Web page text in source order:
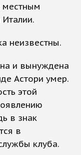
местным
неизвестны.
и вынуждена
Астори умер.
этой
в знак
в
клуба.